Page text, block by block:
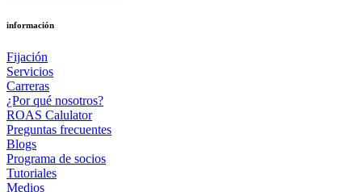
información
Fijación
Servicios
Carreras
¿Por qué nosotros?
ROAS Calulator
Preguntas frecuentes
Blogs
Programa de socios
Tutoriales
Medios